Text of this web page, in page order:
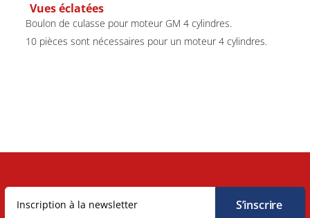
Vues éclatées
Boulon de culasse pour moteur GM 4 cylindres.
10 pièces sont nécessaires pour un moteur 4 cylindres.